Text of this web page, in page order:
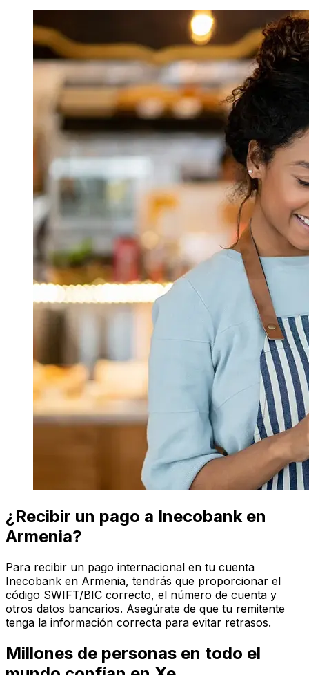
¿Recibir un pago a Inecobank en
Armenia?
Para recibir un pago internacional en tu cuenta
Inecobank en Armenia, tendrás que proporcionar el
código SWIFT/BIC correcto, el número de cuenta y
otros datos bancarios. Asegúrate de que tu remitente
tenga la información correcta para evitar retrasos.
Millones de personas en todo el